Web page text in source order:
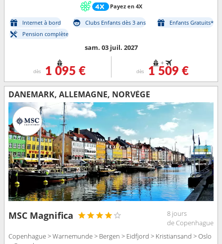
Payez en 4X
Internet à bord Clubs Enfants dès 3 ans
Enfants Gratuits*
Pension complète
sam. 03 juil. 2027
dès 1 095 €
+
dès 1 509 €
DANEMARK, ALLEMAGNE, NORVÈGE
MSC Magnifica
8 jours
de Copenhague
Copenhague > Warnemunde > Bergen > Eidfjord > Kristiansand > Oslo